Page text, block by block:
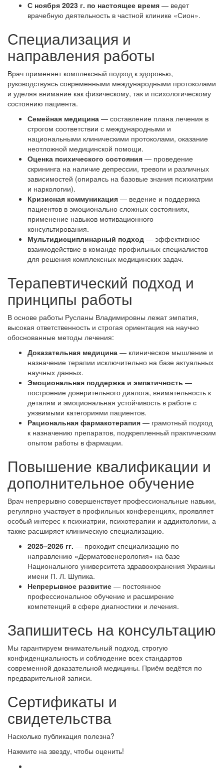
С ноября 2023 г. по настоящее время — ведет
врачебную деятельность в частной клинике «Сион».
Специализация и
направления работы
Врач применяет комплексный подход к здоровью,
руководствуясь современными международными протоколами
и уделяя внимание как физическому, так и психологическому
состоянию пациента.
Семейная медицина — составление плана лечения в
строгом соответствии с международными и
национальными клиническими протоколами, оказание
неотложной медицинской помощи.
Оценка психического состояния — проведение
скрининга на наличие депрессии, тревоги и различных
зависимостей (опираясь на базовые знания психиатрии
и наркологии).
Кризисная коммуникация — ведение и поддержка
пациентов в эмоционально сложных состояниях,
применение навыков мотивационного
консультирования.
Мультидисциплинарный подход — эффективное
взаимодействие в команде профильных специалистов
для решения комплексных медицинских задач.
Терапевтический подход и
принципы работы
В основе работы Русланы Владимировны лежат эмпатия,
высокая ответственность и строгая ориентация на научно
обоснованные методы лечения:
Доказательная медицина — клиническое мышление и
назначение терапии исключительно на базе актуальных
научных данных.
Эмоциональная поддержка и эмпатичность —
построение доверительного диалога, внимательность к
деталям и эмоциональная устойчивость в работе с
уязвимыми категориями пациентов.
Рациональная фармакотерапия — грамотный подход
к назначению препаратов, подкрепленный практическим
опытом работы в фармации.
Повышение квалификации и
дополнительное обучение
Врач непрерывно совершенствует профессиональные навыки,
регулярно участвует в профильных конференциях, проявляет
особый интерес к психиатрии, психотерапии и аддиктологии, а
также расширяет клиническую специализацию.
2025–2026 гг. — проходит специализацию по
направлению «Дерматовенерология» на базе
Национального университета здравоохранения Украины
имени П. Л. Шупика.
Непрерывное развитие — постоянное
профессиональное обучение и расширение
компетенций в сфере диагностики и лечения.
Запишитесь на консультацию
Мы гарантируем внимательный подход, строгую
конфиденциальность и соблюдение всех стандартов
современной доказательной медицины. Приём ведётся по
предварительной записи.
Сертификаты и
свидетельства
Насколько публикация полезна?
Нажмите на звезду, чтобы оценить!